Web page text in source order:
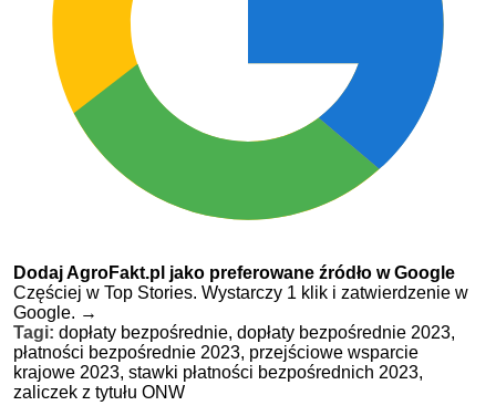
Dodaj AgroFakt.pl jako preferowane źródło w Google
Częściej w Top Stories. Wystarczy 1 klik i zatwierdzenie w
Google. →
Tagi: dopłaty bezpośrednie, dopłaty bezpośrednie 2023,
płatności bezpośrednie 2023, przejściowe wsparcie
krajowe 2023, stawki płatności bezpośrednich 2023,
zaliczek z tytułu ONW